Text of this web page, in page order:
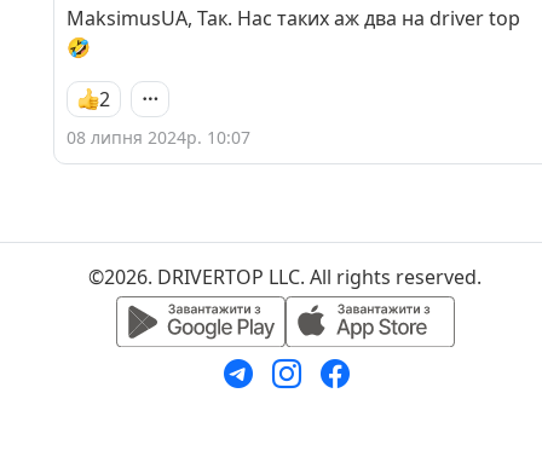
міцна, хоч деякі речі треба пошукати.
MaksimusUA, Так. Нас таких аж два на driver top
🤣
2
08 липня 2024р. 10:07
©2026. DRIVERTOP LLC. All rights reserved.